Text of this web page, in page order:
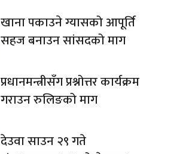
खाना पकाउने ग्यासको आपूर्ति
सहज बनाउन सांसदको माग
प्रधानमन्त्रीसँग प्रश्नोत्तर कार्यक्रम
गराउन रुलिङको माग
देउवा साउन २९ गते